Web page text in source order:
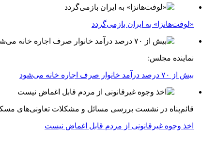
«لوفت‌هانزا» به ایران بازمی‌گردد
نماینده مجلس:
بیش از ۷۰ درصد درآمد خانوار صرف اجاره خانه می‌شود
قائم‌پناه در نشست بررسی مسائل و مشکلات تعاونی‌های
اخذ وجوه غیرقانونی از مردم قابل اغماض نیست